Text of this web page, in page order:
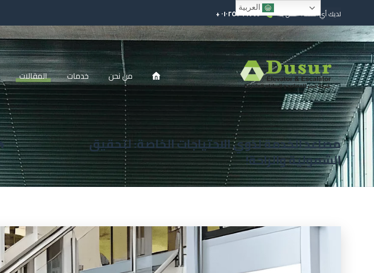
لديك أي أسئلة؟ اتصل بنا! ٠١٠٢٥٢٩٩٧٤٤ +
من نحن خدمات المقالات
مصاعد الخدمة لذوي الاحتياجات الخاصة: لتحقيق
الشمولية والراحة!
العربية